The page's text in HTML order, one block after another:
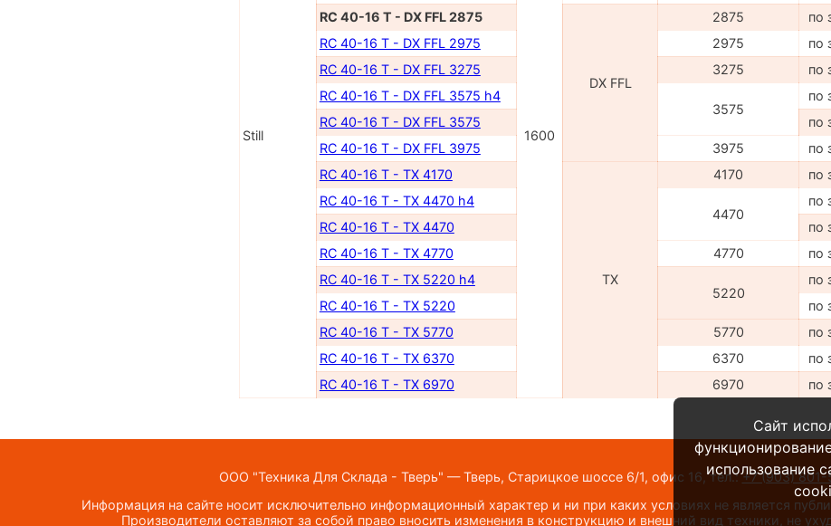
Still 1600
RC 40-16 T - DX FFL 2875
DX FFL
2875
по
RC 40-16 T - DX FFL 2975
2975
по
RC 40-16 T - DX FFL 3275
3275
по
RC 40-16 T - DX FFL 3575 h4
3575
по
RC 40-16 T - DX FFL 3575
по
RC 40-16 T - DX FFL 3975
3975
по
RC 40-16 T - TX 4170
TX
4170
по
RC 40-16 T - TX 4470 h4
4470
по
RC 40-16 T - TX 4470
по
RC 40-16 T - TX 4770
4770
по
RC 40-16 T - TX 5220 h4
5220
по
RC 40-16 T - TX 5220
по
RC 40-16 T - TX 5770
5770
по
RC 40-16 T - TX 6370
6370
по
RC 40-16 T - TX 6970
6970 по
ООО "Техника Для Склада - Тверь" — Тверь, Старицкое шоссе 6/1, офис 16,тел.:+7 (903)
Информация на сайте носит исключительно информационный характер и ни при каких условиях не является
Производители оставляют за собой право вносить изменения в конструкцию и внешний вид техники, не
Сайт
использование